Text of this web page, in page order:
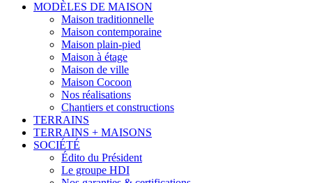
MODÈLES DE MAISON
Maison traditionnelle
Maison contemporaine
Maison plain-pied
Maison à étage
Maison de ville
Maison Cocoon
Nos réalisations
Chantiers et constructions
TERRAINS
TERRAINS + MAISONS
SOCIÉTÉ
Édito du Président
Le groupe HDI